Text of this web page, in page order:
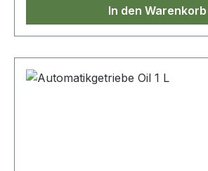
In den Warenkorb